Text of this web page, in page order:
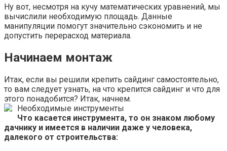
Ну вот, несмотря на кучу математических уравнений, мы
вычислили необходимую площадь. Данные
манипуляции помогут значительно сэкономить и не
допустить перерасход материала.
Начинаем монтаж
Итак, если вы решили крепить сайдинг самостоятельно,
то вам следует узнать, на что крепится сайдинг и что для
этого понадобится? Итак, начнем.
Необходимые инструменты
Что касается инструмента, то он знаком любому
дачнику и имеется в наличии даже у человека,
далекого от строительства: